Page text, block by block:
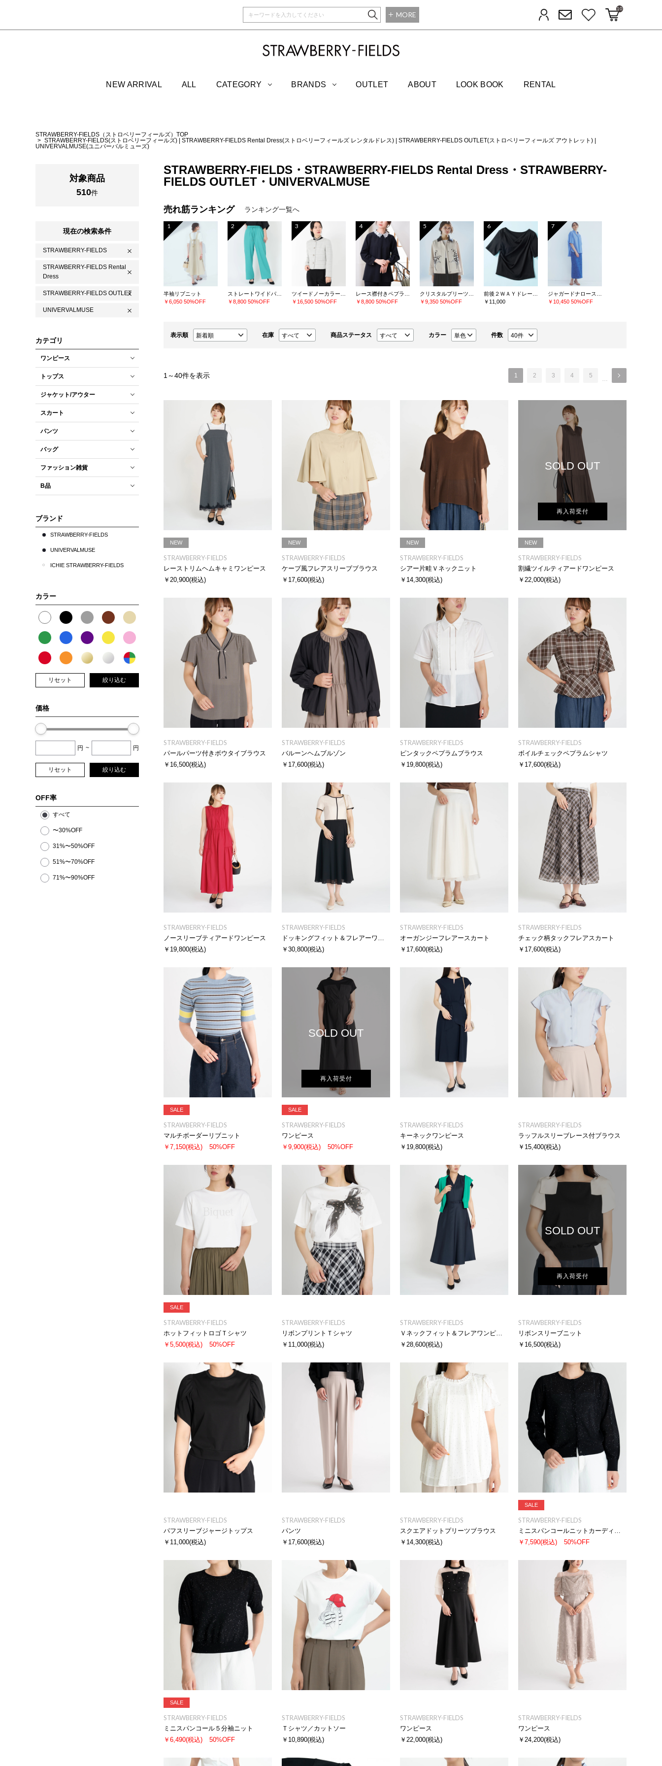
MORE ログイン メルマガ登録お気に入りカートに入れる
10
NEW ARRIVAL ALL CATEGORY BRANDS OUTLET ABOUT LOOK BOOK RENTAL
STRAWBERRY-FIELDS（ストロベリーフィールズ）TOP
STRAWBERRY-FIELDS(ストロベリーフィールズ)
STRAWBERRY-FIELDS Rental Dress(ストロベリーフィールズ レンタルドレス) STRAWBERRY-FIELDS OUTLET(ストロベリーフィールズ アウトレット)
UNIVERVALMUSE(ユニバーバルミューズ)
対象商品
510件
現在の検索条件
STRAWBERRY-FIELDS
STRAWBERRY-FIELDS Rental
Dress
STRAWBERRY-FIELDS OUTLET
UNIVERVALMUSE
カテゴリ
ワンピース
トップス
ジャケット/アウター
スカート
パンツ
バッグ
ファッション雑貨
B品
ブランド
STRAWBERRY-FIELDS
UNIVERVALMUSE
ICHIE STRAWBERRY-FIELDS
カラー
リセット 絞り込む
価格
円 ~ 円
リセット 絞り込む
OFF率
すべて
〜30%OFF
31%〜50%OFF
51%〜70%OFF
71%〜90%OFF
STRAWBERRY-FIELDS・STRAWBERRY-FIELDS Rental Dress・STRAWBERRY-
FIELDS OUTLET・UNIVERVALMUSE
売れ筋ランキング ランキング一覧へ
1
半袖リブニット
￥6,050 50%OFF
2
￥8,800 50%OFF
3
￥16,500 50%OFF
4
￥8,800 50%OFF
5
￥9,350 50%OFF
6
￥11,000
7
￥10,450 50%OFF
表示順 在庫 商品ステータス カラー 件数
1 ～40件を表示 1 2 3 4 5 …
NEW
STRAWBERRY-FIELDS
レーストリムヘムキャミワンピース
￥20,900(税込)
NEW
STRAWBERRY-FIELDS
ケープ風フレアスリーブブラウス
￥17,600(税込)
NEW
STRAWBERRY-FIELDS
シアー片畦Ｖネックニット
￥14,300(税込)
SOLD OUT
再入荷受付
NEW
STRAWBERRY-FIELDS
割繊ツイルティアードワンピース
￥22,000(税込)
STRAWBERRY-FIELDS
パールパーツ付きボウタイブラウス
￥16,500(税込)
STRAWBERRY-FIELDS
バルーンヘムブルゾン
￥17,600(税込)
STRAWBERRY-FIELDS
ピンタックペプラムブラウス
￥19,800(税込)
STRAWBERRY-FIELDS
ボイルチェックペプラムシャツ
￥17,600(税込)
STRAWBERRY-FIELDS
ノースリーブティアードワンピース
￥19,800(税込)
STRAWBERRY-FIELDS
ドッキングフィット＆フレアーワンピース
￥30,800(税込)
STRAWBERRY-FIELDS
オーガンジーフレアースカート
￥17,600(税込)
STRAWBERRY-FIELDS
チェック柄タックフレアスカート
￥17,600(税込)
SALE
STRAWBERRY-FIELDS
マルチボーダーリブニット
￥7,150(税込) 50%OFF
SOLD OUT
再入荷受付
SALE
STRAWBERRY-FIELDS
ワンピース
￥9,900(税込) 50%OFF
STRAWBERRY-FIELDS
キーネックワンピース
￥19,800(税込)
STRAWBERRY-FIELDS
ラッフルスリーブレース付ブラウス
￥15,400(税込)
SALE
STRAWBERRY-FIELDS
ホットフィットロゴＴシャツ
￥5,500(税込) 50%OFF
STRAWBERRY-FIELDS
リボンプリントＴシャツ
￥11,000(税込)
STRAWBERRY-FIELDS
Ｖネックフィット＆フレアワンピース
￥28,600(税込)
SOLD OUT
再入荷受付
STRAWBERRY-FIELDS
リボンスリーブニット
￥16,500(税込)
STRAWBERRY-FIELDS
パフスリーブジャージトップス
￥11,000(税込)
STRAWBERRY-FIELDS
パンツ
￥17,600(税込)
STRAWBERRY-FIELDS
スクエアドットプリーツブラウス
￥14,300(税込)
SALE
STRAWBERRY-FIELDS
ミニスパンコールニットカーディガン
￥7,590(税込) 50%OFF
SALE
STRAWBERRY-FIELDS
ミニスパンコール５分袖ニット
￥6,490(税込) 50%OFF
STRAWBERRY-FIELDS
Ｔシャツ／カットソー
￥10,890(税込)
STRAWBERRY-FIELDS
ワンピース
￥22,000(税込)
STRAWBERRY-FIELDS
ワンピース
￥24,200(税込)